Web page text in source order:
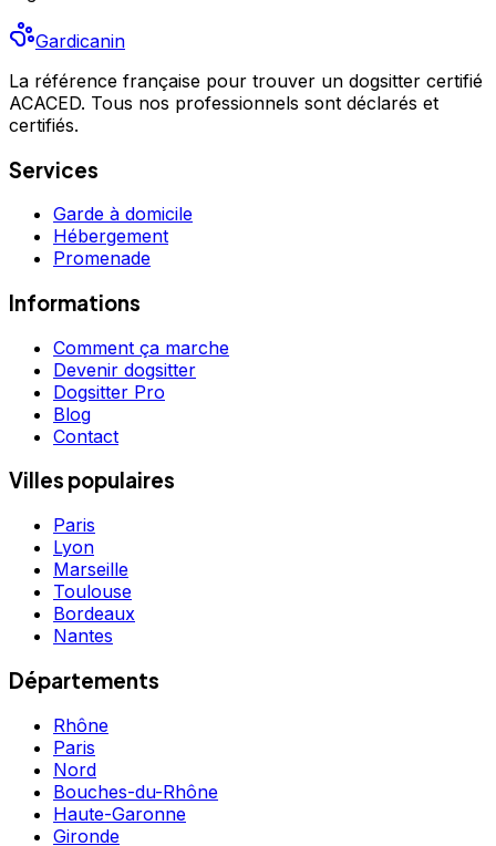
Gardicanin
La référence française pour trouver un dogsitter certifié
ACACED. Tous nos professionnels sont déclarés et
certifiés.
Services
Garde à domicile
Hébergement
Promenade
Informations
Comment ça marche
Devenir dogsitter
Dogsitter Pro
Blog
Contact
Villes populaires
Paris
Lyon
Marseille
Toulouse
Bordeaux
Nantes
Départements
Rhône
Paris
Nord
Bouches-du-Rhône
Haute-Garonne
Gironde